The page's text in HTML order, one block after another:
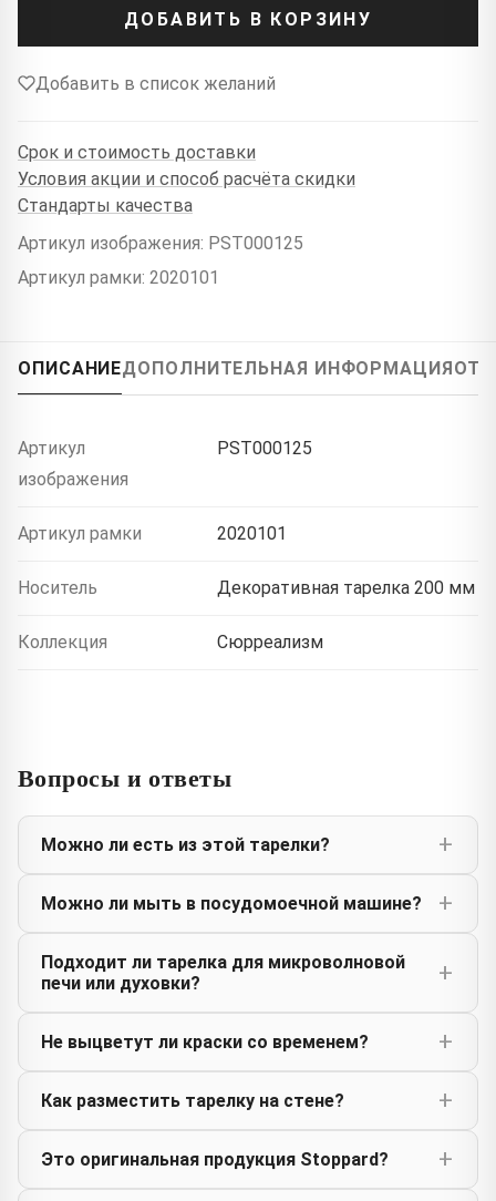
ДОБАВИТЬ В КОРЗИНУ
Добавить в список желаний
Срок и стоимость доставки
Условия акции и способ расчёта скидки
Стандарты качества
Артикул изображения: PST000125
Артикул рамки: 2020101
ОПИСАНИЕДОПОЛНИТЕЛЬНАЯ ИНФОРМАЦИЯ
Артикул
изображения
PST000125
Артикул рамки 2020101
Носитель Декоративная тарелка 200 мм
Коллекция Сюрреализм
Вопросы и ответы
Можно ли есть из этой тарелки?
Можно ли мыть в посудомоечной машине?
Подходит ли тарелка для микроволновой
печи или духовки?
Не выцветут ли краски со временем?
Как разместить тарелку на стене?
Это оригинальная продукция Stoppard?